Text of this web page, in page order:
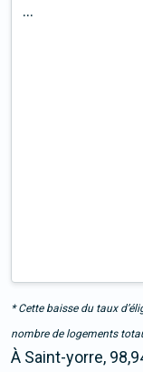
...
* Cette baisse du taux
nombre de logements
À Saint-yorre,